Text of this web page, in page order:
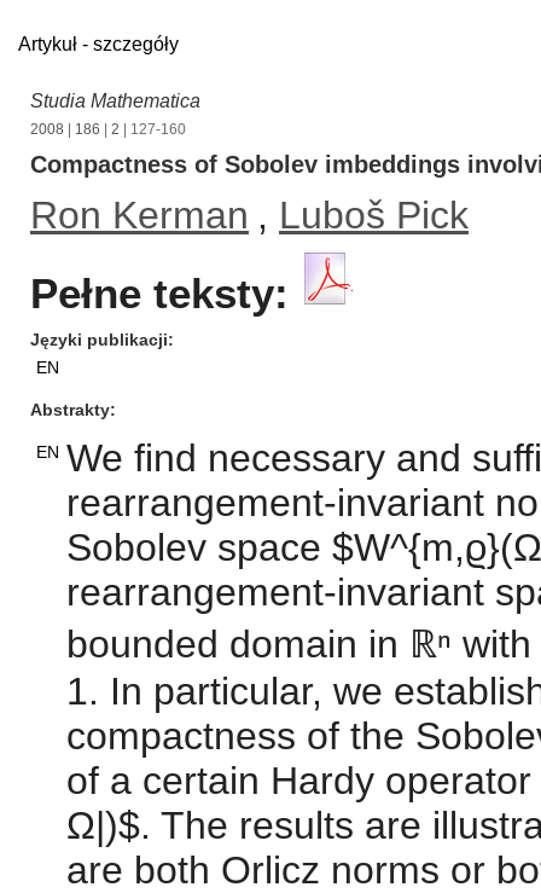
Artykuł - szczegóły
Studia Mathematica
2008 186 2 | 127-160
Compactness of Sobolev imbeddings
Ron Kerman , Luboš Pick
Pełne teksty:
Języki publikacji
EN
Abstrakty
EN We find necessary and
rearrangement-invariant
Sobolev space
rearrangement-invariant
bounded domain in ℝⁿ
1. In particular, we
compactness of the
of a certain Hardy
Ω|)$. The results are
are both Orlicz norms or